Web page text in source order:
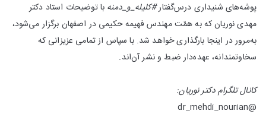
پوشه‌های شنیداری درس‌گفتار#کلیله‌_و_دمنه با توضیحات استاد دکتر
مهدی نوریان که به همّت مهندس فهیمه حکیمی در اصفهان برگزار می‌شود،
به‌مرور در اینجا بارگذاری خواهد شد. با سپاس از تمامی عزیزانی که
سخاوتمندانه، عهده‌دار ضبط و نشر آن‌اند.
کانال تلگرام دکتر نوریان:
@dr_mehdi_nourian